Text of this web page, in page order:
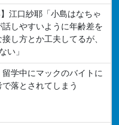
】江口紗耶「小島はなちゃ
しやすいように年齢差を
し方とか工夫してるが、
い」
留学中にマックのバイトに
落とされてしまう